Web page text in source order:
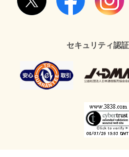
セキュリティ認